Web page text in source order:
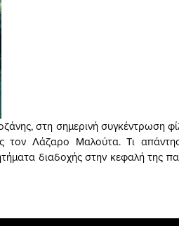
στη σημερινή συγκέντρωση
τον Λάζαρο Μαλούτα. Τι
διαδοχής στην κεφαλή της